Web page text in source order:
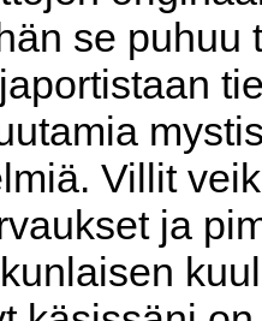
se puhuu
Villit
ja